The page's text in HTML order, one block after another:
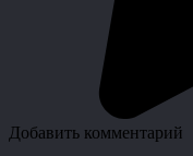
Добавить комментарий